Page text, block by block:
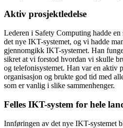
Aktiv prosjektledelse
Lederen i Safety Computing hadde
det nye IKT-systemet, og vi hadde
gjennomgikk IKT-systemet. Han
sikret at vi forstod hvordan vi skulle
og telefonisystemet. Han var en aktiv
organisasjon og brukte god tid med
som er vanlig i slike sammenhenger.
Felles IKT-system for hele
Innføringen av det nye IKT-systemet